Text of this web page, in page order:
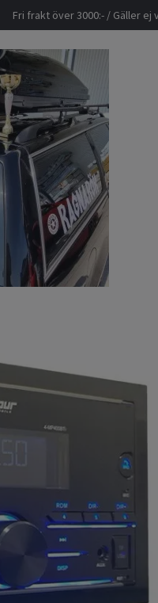
Fri frakt över 3000:- / Gäller